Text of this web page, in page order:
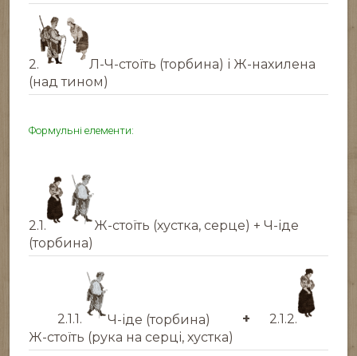
2.
Л-Ч-стоїть (торбина) і Ж-нахилена
(над тином)
Формульні елементи:
2.1.
Ж-стоїть (хустка, серце) + Ч-іде
(торбина)
2.1.1. Ч-іде (торбина) + 2.1.2.
Ж-стоїть (рука на серці, хустка)